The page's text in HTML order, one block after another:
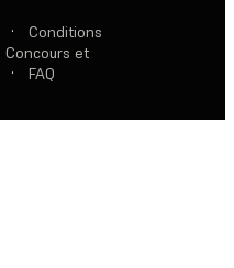
·
Conditions
Concours et
· FAQ